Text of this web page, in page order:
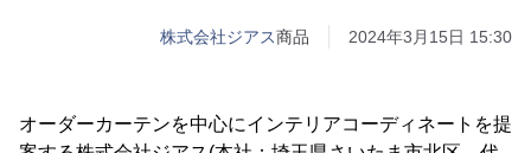
株式会社ジアス商品 2024年3月15日 15:30
オーダーカーテンを中心にインテリアコーディネートを提